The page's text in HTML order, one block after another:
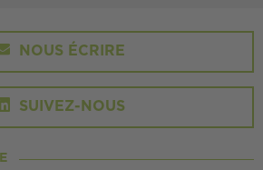
NOUS ÉCRIRE
SUIVEZ-NOUS